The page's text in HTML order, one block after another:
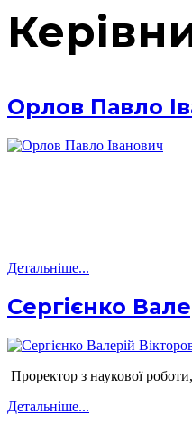
Орлов Павло
Детальніше...
Сергієнко
Проректор з наукової
Детальніше...